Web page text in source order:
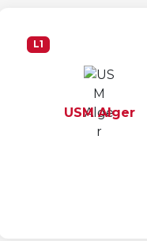
L1
USM Alger